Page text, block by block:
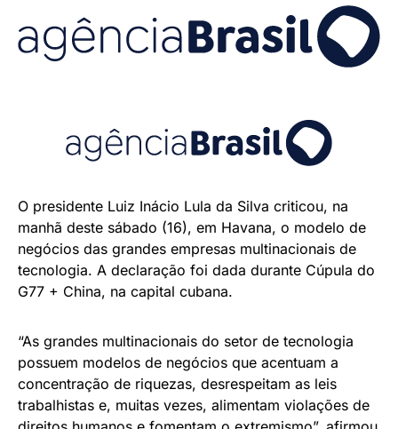
O presidente Luiz Inácio Lula da Silva criticou, na
manhã deste sábado (16), em Havana, o modelo de
negócios das grandes empresas multinacionais de
tecnologia. A declaração foi dada durante Cúpula do
G77 + China, na capital cubana.
“As grandes multinacionais do setor de tecnologia
possuem modelos de negócios que acentuam a
concentração de riquezas, desrespeitam as leis
trabalhistas e, muitas vezes, alimentam violações de